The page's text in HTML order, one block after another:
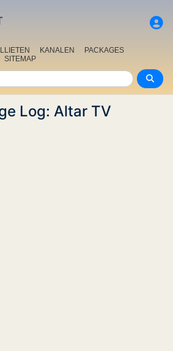
KANALEN
PACKAGES
SITEMAP
Log: Altar TV